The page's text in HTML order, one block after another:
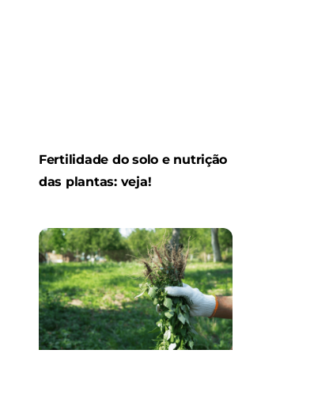
Fertilidade do solo e nutrição
das plantas: veja!